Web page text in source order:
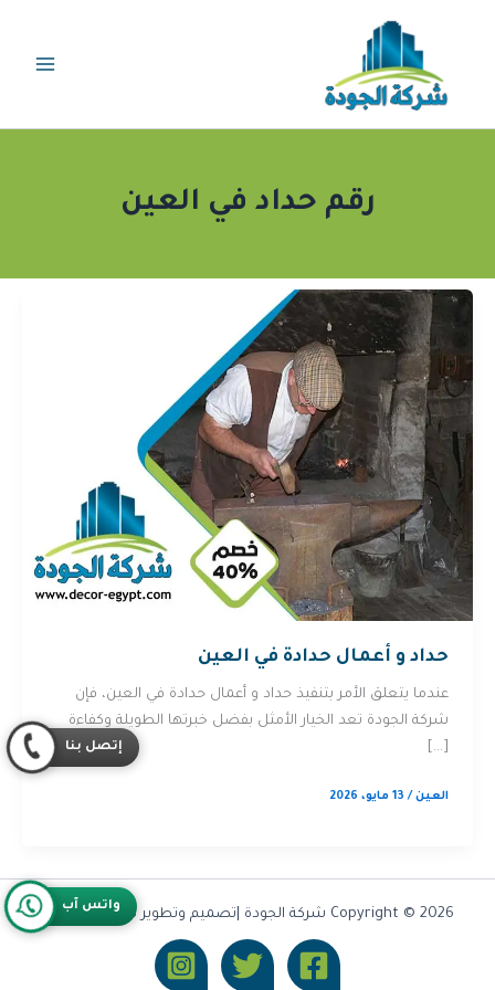
رقم حداد في العين
حداد و أعمال حدادة في العين
عندما يتعلق الأمر بتنفيذ حداد و أعمال حدادة في العين، فإن
شركة الجودة تعد الخيار الأمثل بفضل خبرتها الطويلة وكفاءة
[…]
العين/ 13 مايو، 2026
Copyright © 2026 شركة الجودة |تصميم وتطوير شركة Olymoo
واتس آب
إتصل بنا